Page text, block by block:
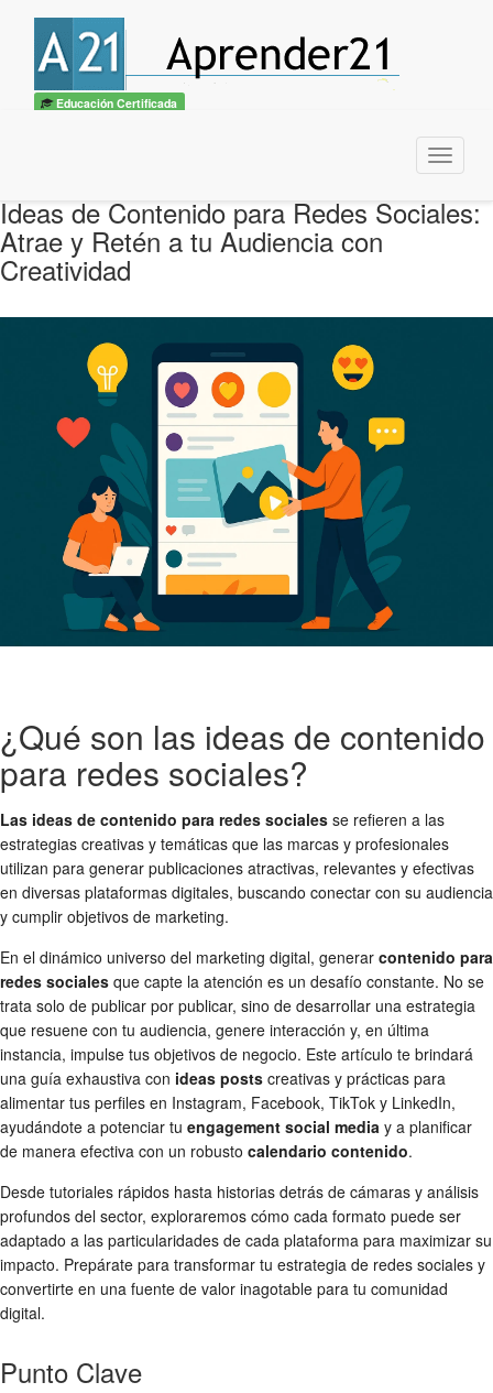
Educación Certificada
Menu
Ideas de Contenido para Redes Sociales:
Atrae y Retén a tu Audiencia con
Creatividad
¿Qué son las ideas de contenido
para redes sociales?
Las ideas de contenido para redes sociales se refieren a las
estrategias creativas y temáticas que las marcas y profesionales
utilizan para generar publicaciones atractivas, relevantes y efectivas
en diversas plataformas digitales, buscando conectar con su audiencia
y cumplir objetivos de marketing.
En el dinámico universo del marketing digital, generar contenido para
redes sociales que capte la atención es un desafío constante. No se
trata solo de publicar por publicar, sino de desarrollar una estrategia
que resuene con tu audiencia, genere interacción y, en última
instancia, impulse tus objetivos de negocio. Este artículo te brindará
una guía exhaustiva con ideas posts creativas y prácticas para
alimentar tus perfiles en Instagram, Facebook, TikTok y LinkedIn,
ayudándote a potenciar tu engagement social media y a planificar
de manera efectiva con un robusto calendario contenido.
Desde tutoriales rápidos hasta historias detrás de cámaras y análisis
profundos del sector, exploraremos cómo cada formato puede ser
adaptado a las particularidades de cada plataforma para maximizar su
impacto. Prepárate para transformar tu estrategia de redes sociales y
convertirte en una fuente de valor inagotable para tu comunidad
digital.
Punto Clave